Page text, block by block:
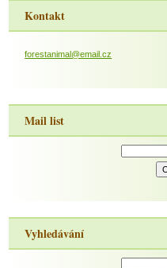
Kontakt
forestanimal@email.cz
Mail list
Vyhledávání